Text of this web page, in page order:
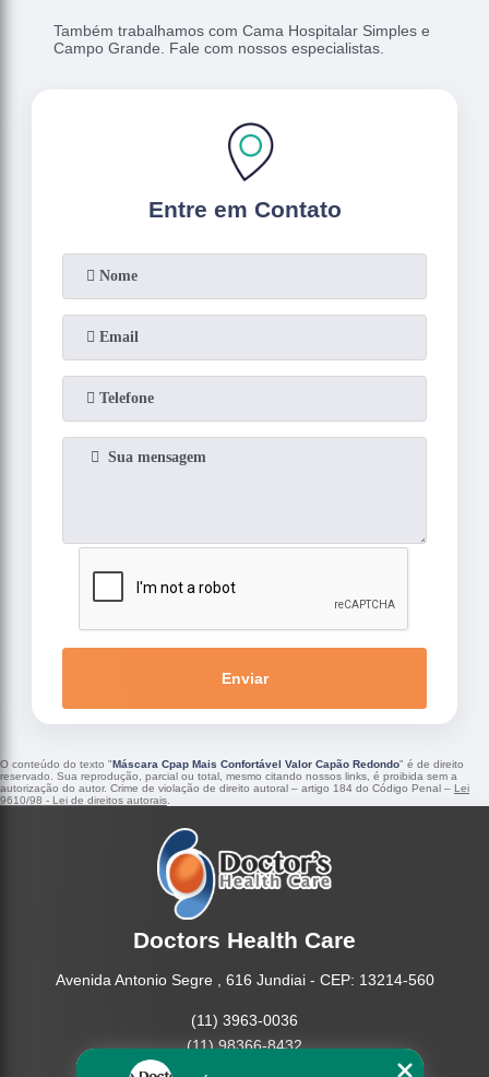
Também trabalhamos com Cama Hospitalar Simples e
Campo Grande. Fale com nossos especialistas.
Entre em Contato
Enviar
O conteúdo do texto "Máscara Cpap Mais Confortável Valor Capão Redondo" é de direito
reservado. Sua reprodução, parcial ou total, mesmo citando nossos links, é proibida sem a
autorização do autor. Crime de violação de direito autoral – artigo 184 do Código Penal – Lei
9610/98 - Lei de direitos autorais
Doctors Health Care
Avenida Antonio Segre , 616 Jundiai - CEP: 13214-560
(11) 3963-0036
(11) 98366-8432